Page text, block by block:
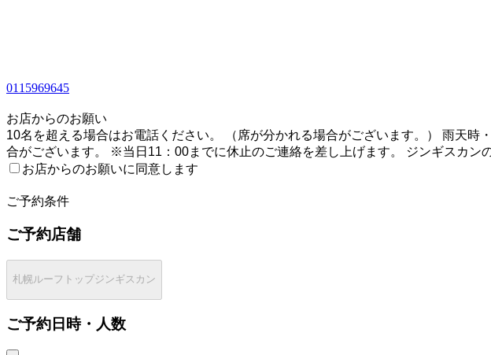
0115969645
お店からのお願い
10名を超える場合はお電話ください。 （席が分かれる場合がございます。） 雨天
合がございます。 ※当日11：00までに休止のご連絡を差し上げます。 ジンギスカン
お店からのお願いに同意します
ご予約条件
ご予約店舗
札幌ルーフトップジンギスカン
ご予約日時・人数